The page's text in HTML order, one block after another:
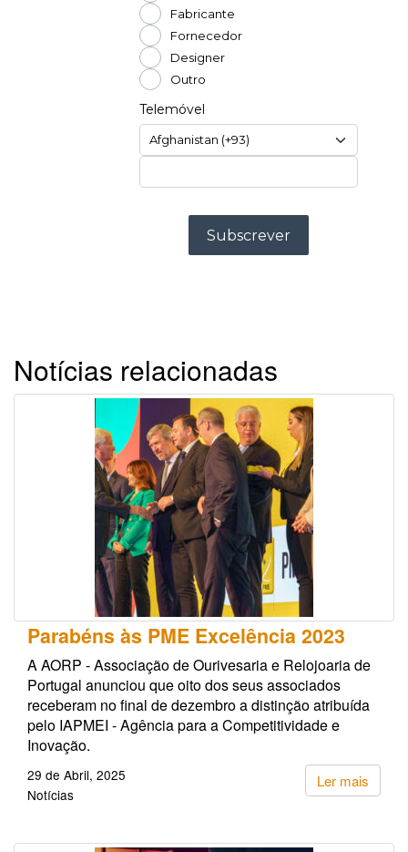
Notícias relacionadas
Parabéns às PME Excelência 2023
A AORP - Associação de Ourivesaria e Relojoaria de
Portugal anunciou que oito dos seus associados
receberam no final de dezembro a distinção atribuída
pelo IAPMEI - Agência para a Competitividade e
Inovação.
Ler mais
29 de Abril, 2025
Notícias